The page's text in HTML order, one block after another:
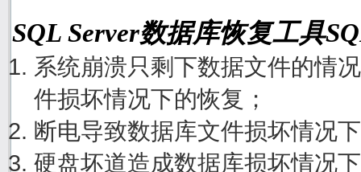
SQL Server数据库恢复工具
系统崩溃只剩下数据文件的情
件损坏情况下的恢复；
断电导致数据库文件损坏情况
硬盘坏道造成数据库损坏情况